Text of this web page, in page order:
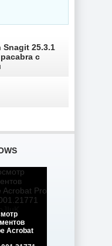
Snagit 25.3.1
с
Acrobat